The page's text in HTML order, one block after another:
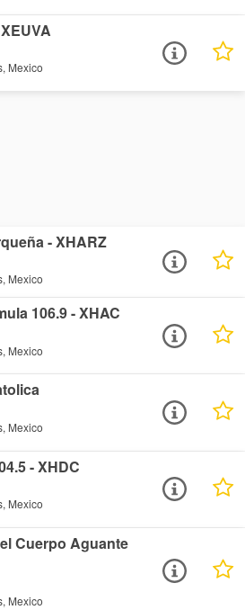
Mexico
- XHARZ
Mexico
106.9 - XHAC
Mexico
Mexico
- XHDC
Mexico
Cuerpo Aguante
Mexico